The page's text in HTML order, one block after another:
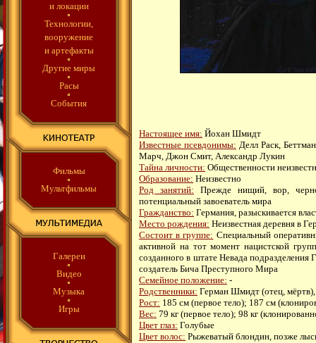
и локации
Технологии,
вооружение
и артефакты
Другие миры
Расы
События
Фильмы
Мультфильмы
Галереи
Видео
Музыка
Игры
Настоящее имя: Йохан Шмидт
Известные псевдонимы: Делл Раск,
Марч, Джон Смит, Александр Лукин
Тайна личности: Общественности
Образование: Неизвестно
Род занятий: Прежде нищий, вор,
потенциальный завоеватель мира
Гражданство: Германия, разыскивается
Место рождения: Неизвестная деревня в
Состоит в группе: Специальный
активной на тот момент нацистской
созданного в штате Невада
создатель Бича Преступного Мира
Семейное положение: -
Родственники: Герман Шмидт (отец,
Рост: 185 см (первое тело); 187 см
Вес: 79 кг (первое тело); 98 кг
Цвет глаз: Голубые
Цвет волос: Рыжеватый блондин, позже